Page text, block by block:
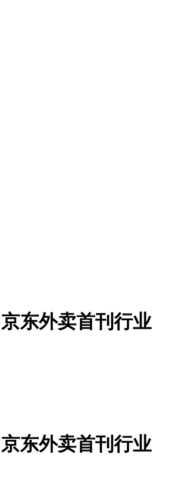
东外卖首刊行业
东外卖首刊行业